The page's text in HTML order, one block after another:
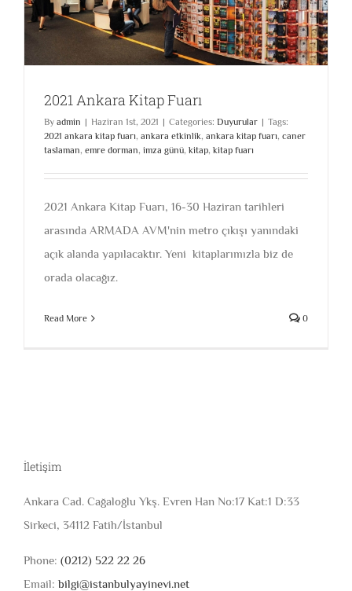
2021 Ankara Kitap Fuarı
By admin | Haziran 1st, 2021 | Categories: Duyurular | Tags:
2021 ankara kitap fuarı, ankara etkinlik, ankara kitap fuarı, caner
taslaman, emre dorman, imza günü, kitap, kitap fuarı
2021 Ankara Kitap Fuarı, 16-30 Haziran tarihleri
arasında ARMADA AVM'nin metro çıkışı yanındaki
açık alanda yapılacaktır. Yeni kitaplarımızla biz de
orada olacağız.
Read More 0
İletişim
Ankara Cad. Cağaloğlu Ykş. Evren Han No:17 Kat:1 D:33
Sirkeci, 34112 Fatih/İstanbul
Phone: (0212) 522 22 26
Email: bilgi@istanbulyayinevi.net